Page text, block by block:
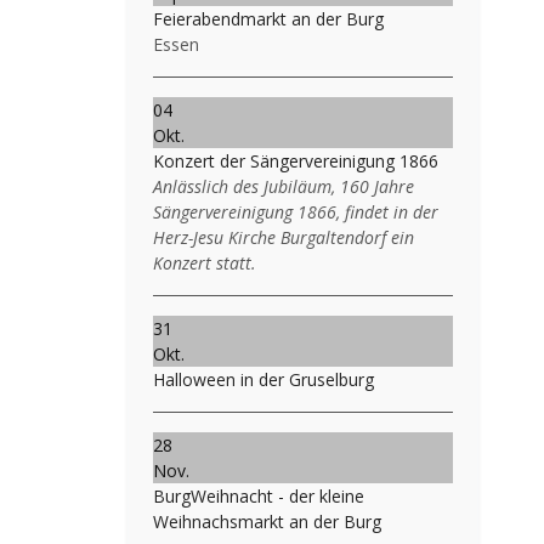
Feierabendmarkt an der Burg
Essen
04
Okt.
Konzert der Sängervereinigung 1866
Anlässlich des Jubiläum, 160 Jahre
Sängervereinigung 1866, findet in der
Herz-Jesu Kirche Burgaltendorf ein
Konzert statt.
31
Okt.
Halloween in der Gruselburg
28
Nov.
BurgWeihnacht - der kleine
Weihnachsmarkt an der Burg